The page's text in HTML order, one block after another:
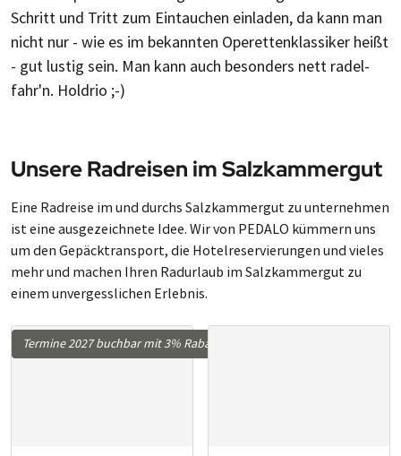
Schritt und Tritt zum Ein­tau­chen ein­la­den, da kann man
nicht nur - wie es im be­kann­ten Oper­et­ten­klas­si­ker heißt
- gut lustig sein. Man kann auch be­son­ders nett ra­del­
fahr'n. Holdrio ;-)
Unsere Radreisen im Salzkammergut
Eine Radreise im und durchs Salz­kam­mer­gut zu un­ter­neh­men
ist eine aus­ge­zeich­ne­te Idee. Wir von PEDALO küm­mern uns
um den Ge­päck­trans­port, die Ho­tel­re­ser­vie­run­gen und vie­les
mehr und ma­chen Ihren Rad­ur­laub im Salz­kam­mer­gut zu
einem un­ver­gess­li­chen Er­leb­nis.
Termine 2027 buchbar mit 3% Rabatt